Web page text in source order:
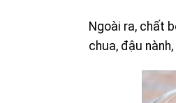
Ngoài ra, chất
chua, đậu